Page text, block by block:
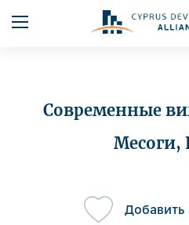
Современные
Месоги,
Добавить